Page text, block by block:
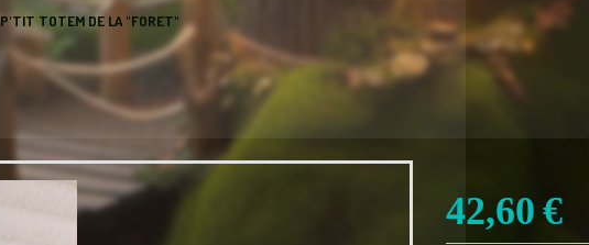
P'TIT TOTEM DE LA "FORET"
42,60 €